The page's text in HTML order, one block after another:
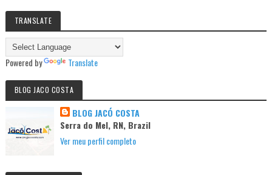
TRANSLATE
Powered by Translate
BLOG JACO COSTA
BLOG JACÓ COSTA
Serra do Mel, RN, Brazil
Ver meu perfil completo